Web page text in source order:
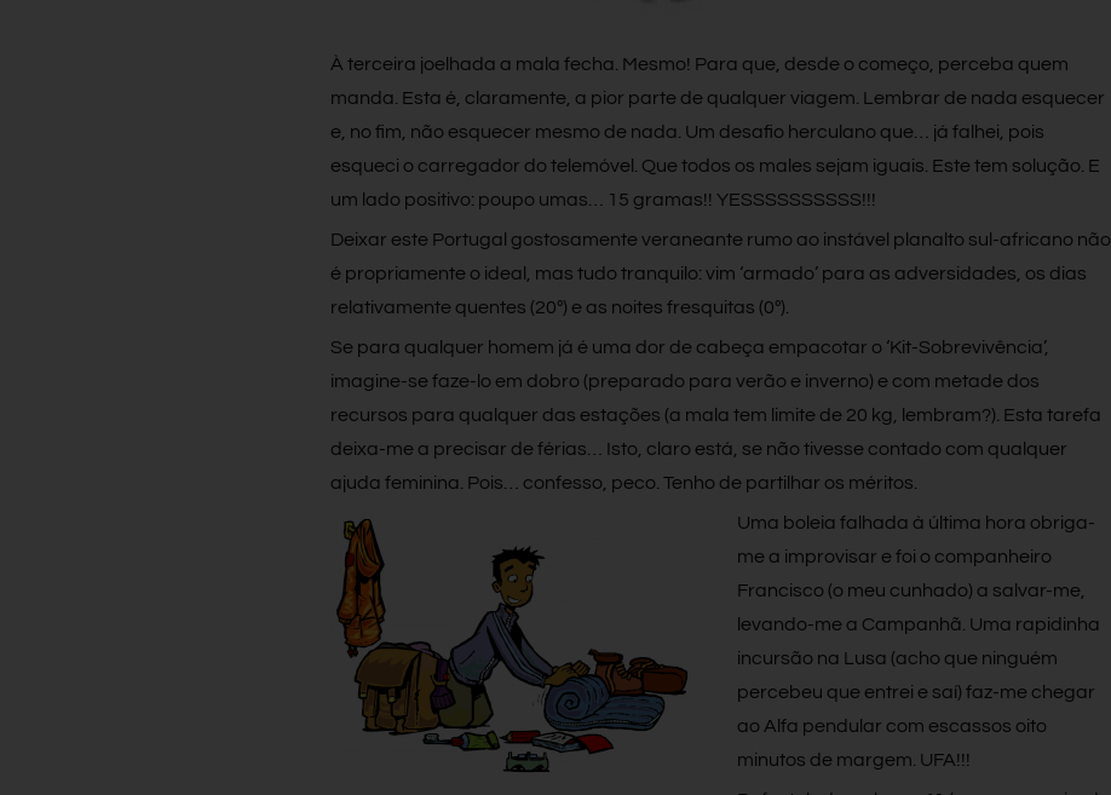
À terceira joelhada a mala fecha. Mesmo! Para que, desde o começo, perceba quem
manda. Esta é, claramente, a pior parte de qualquer viagem. Lembrar de nada esquecer
e, no fim, não esquecer mesmo de nada. Um desafio herculano que… já falhei, pois
esqueci o carregador do telemóvel. Que todos os males sejam iguais. Este tem solução. E
um lado positivo: poupo umas… 15 gramas!! YESSSSSSSSSS!!!
Deixar este Portugal gostosamente veraneante rumo ao instável planalto sul-africano não
é propriamente o ideal, mas tudo tranquilo: vim ‘armado’ para as adversidades, os dias
relativamente quentes (20º) e as noites fresquitas (0º).
Se para qualquer homem já é uma dor de cabeça empacotar o ‘Kit-Sobrevivência’,
imagine-se faze-lo em dobro (preparado para verão e inverno) e com metade dos
recursos para qualquer das estações (a mala tem limite de 20 kg, lembram?). Esta tarefa
deixa-me a precisar de férias… Isto, claro está, se não tivesse contado com qualquer
ajuda feminina. Pois… confesso, peco. Tenho de partilhar os méritos.
Uma boleia falhada à última hora obriga-
me a improvisar e foi o companheiro
Francisco (o meu cunhado) a salvar-me,
levando-me a Campanhã. Uma rapidinha
incursão na Lusa (acho que ninguém
percebeu que entrei e saí) faz-me chegar
ao Alfa pendular com escassos oito
minutos de margem. UFA!!!